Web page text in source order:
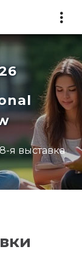
8-я выставка